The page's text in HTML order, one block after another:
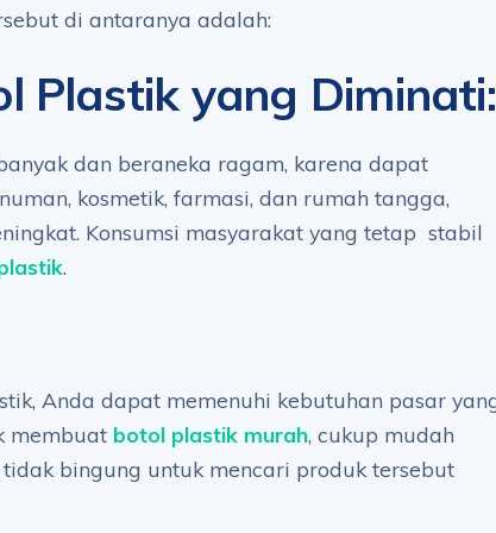
di antaranya adalah:
Plastik yang Diminati:
dan beraneka ragam, karena dapat
kosmetik, farmasi, dan rumah tangga,
Konsumsi masyarakat yang tetap stabil
.
Anda dapat memenuhi kebutuhan pasar
membuat botol plastik murah, cukup mudah
bingung untuk mencari produk tersebut